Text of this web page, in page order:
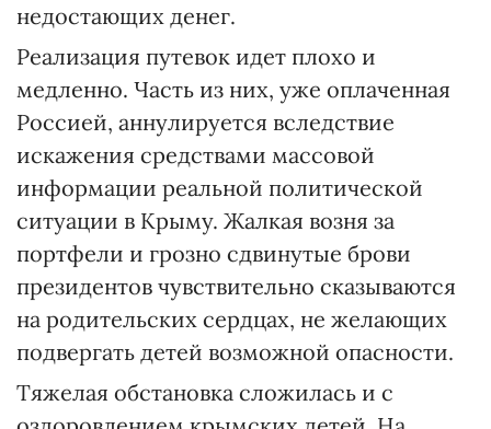
недостающих денег.
Реализация путевок идет плохо и
медленно. Часть из них, уже оплаченная
Россией, аннулируется вследствие
искажения средствами массовой
информации реальной политической
ситуации в Крыму. Жалкая возня за
портфели и грозно сдвинутые брови
президентов чувствительно сказываются
на родительских сердцах, не желающих
подвергать детей возможной опасности.
Тяжелая обстановка сложилась и с